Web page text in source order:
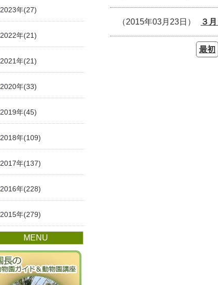
（2015年03月23日） ３
最初
2023年(27)
2022年(21)
2021年(21)
2020年(33)
2019年(45)
2018年(109)
2017年(137)
2016年(228)
2015年(279)
MENU